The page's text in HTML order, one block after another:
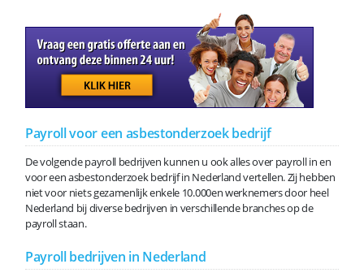
Payroll voor een asbestonderzoek bedrijf
De volgende payroll bedrijven kunnen u ook alles over payroll in en
voor een asbestonderzoek bedrijf in Nederland vertellen. Zij hebben
niet voor niets gezamenlijk enkele 10.000en werknemers door heel
Nederland bij diverse bedrijven in verschillende branches op de
payroll staan.
Payroll bedrijven in Nederland